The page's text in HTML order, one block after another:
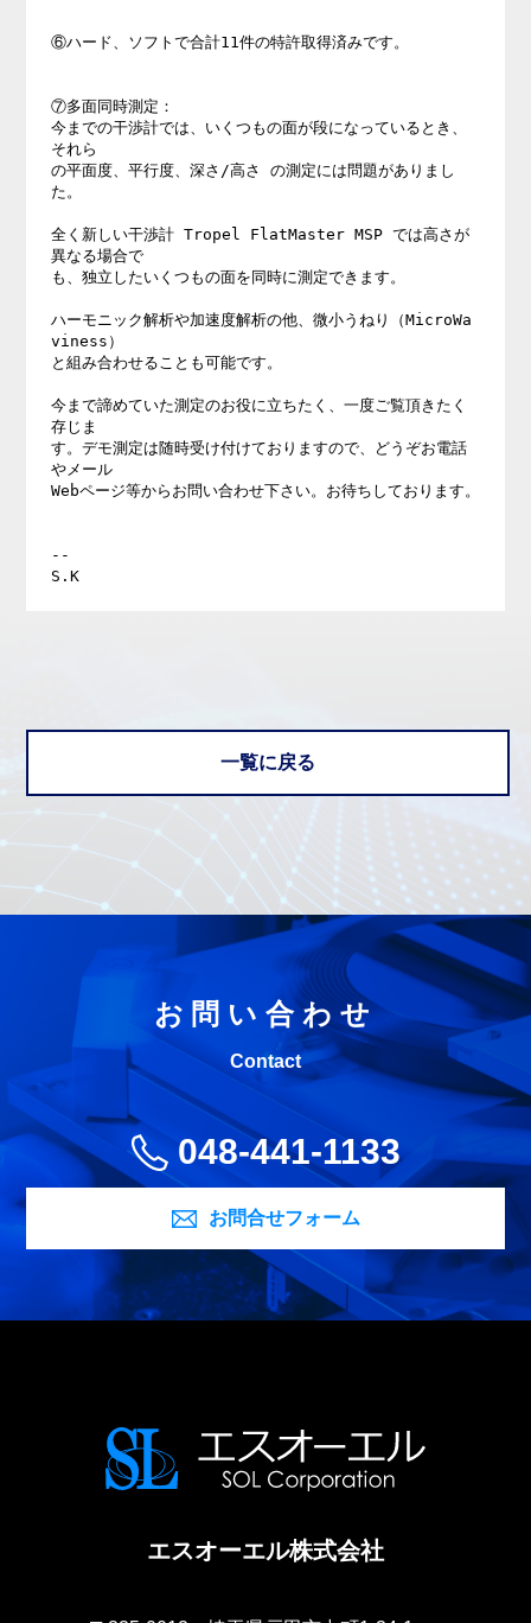
⑥ハード、ソフトで合計11件の特許取得済みです。
⑦多面同時測定：
今までの干渉計では、いくつもの面が段になっているとき、
それら
の平面度、平行度、深さ/高さ の測定には問題がありまし
た。
全く新しい干渉計 Tropel FlatMaster MSP では高さが
異なる場合で
も、独立したいくつもの面を同時に測定できます。
ハーモニック解析や加速度解析の他、微小うねり（MicroWa
viness）
と組み合わせることも可能です。
今まで諦めていた測定のお役に立ちたく、一度ご覧頂きたく
存じま
す。デモ測定は随時受け付けておりますので、どうぞお電話
やメール
Webページ等からお問い合わせ下さい。お待ちしております。
--
S.K
一覧に戻る
お問い合わせ
Contact
048-441-1133
お問合せフォーム
エスオーエル株式会社